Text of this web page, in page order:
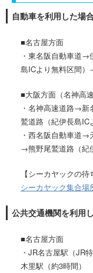
自動車を利用した場
■名古屋方面
・東名阪自動車道
島ICより無料区間
■大阪方面（名神高
・名神高速道路→
鷲道路（紀伊長島
・西名阪自動車道
→熊野尾鷲道路（紀
【シーカヤックの待
シーカヤック集合場
公共交通機関を利用
■名古屋方面
・JR名古屋駅（JR
木里駅（約3時間）